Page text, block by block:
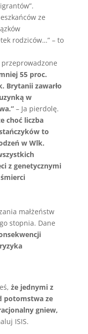
ze
rodziców…” – to
przeprowadzone
55 proc.
Brytanii zawarło
w
– Ja pierdolę.
choć liczba
to
w Wlk.
z genetycznymi
małżeństw
stopnia. Dane
że jednymi z
potomstwa ze
gniew,
ISIS.